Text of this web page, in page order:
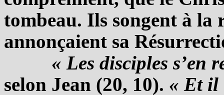
tombeau. Ils songent à
annonçaient sa
« Les disciples s’en
selon Jean (20, 10). « Et il